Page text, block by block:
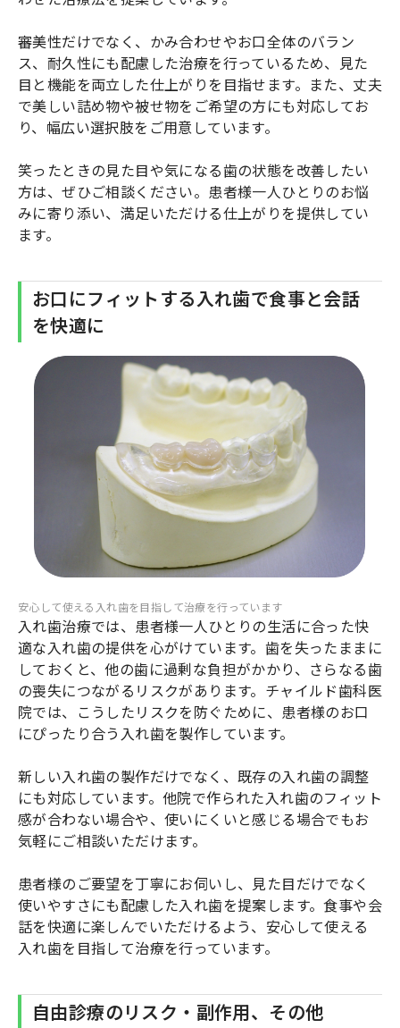
審美性だけでなく、かみ合わせやお口全体のバラン
ス、耐久性にも配慮した治療を行っているため、見た
目と機能を両立した仕上がりを目指せます。また、丈夫
で美しい詰め物や被せ物をご希望の方にも対応してお
り、幅広い選択肢をご用意しています。
笑ったときの見た目や気になる歯の状態を改善したい
方は、ぜひご相談ください。患者様一人ひとりのお悩
みに寄り添い、満足いただける仕上がりを提供してい
ます。
お口にフィットする入れ歯で食事と会話
を快適に
安心して使える入れ歯を目指して治療を行っています
入れ歯治療では、患者様一人ひとりの生活に合った快
適な入れ歯の提供を心がけています。歯を失ったままに
しておくと、他の歯に過剰な負担がかかり、さらなる歯
の喪失につながるリスクがあります。チャイルド歯科医
院では、こうしたリスクを防ぐために、患者様のお口
にぴったり合う入れ歯を製作しています。
新しい入れ歯の製作だけでなく、既存の入れ歯の調整
にも対応しています。他院で作られた入れ歯のフィット
感が合わない場合や、使いにくいと感じる場合でもお
気軽にご相談いただけます。
患者様のご要望を丁寧にお伺いし、見た目だけでなく
使いやすさにも配慮した入れ歯を提案します。食事や会
話を快適に楽しんでいただけるよう、安心して使える
入れ歯を目指して治療を行っています。
自由診療のリスク・副作用、その他